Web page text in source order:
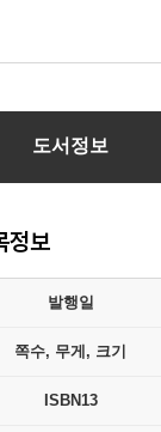
없는 노력의 박물관
도서정보
정보
발행일
쪽수, 무게, 크기
ISBN13